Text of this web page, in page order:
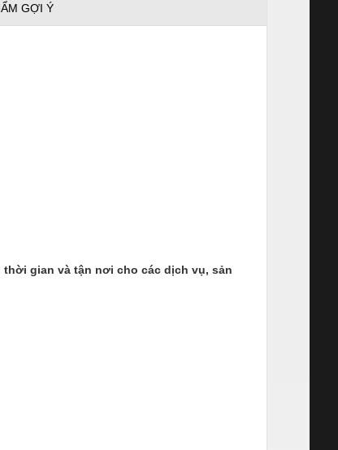
GỢI Ý
gian và tận nơi cho các dịch vụ, sản